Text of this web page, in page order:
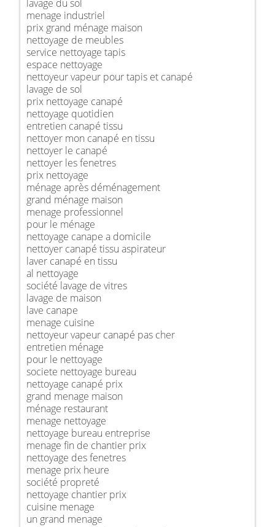
lavage du sol
menage industriel
prix grand ménage maison
nettoyage de meubles
service nettoyage tapis
espace nettoyage
nettoyeur vapeur pour tapis et canapé
lavage de sol
prix nettoyage canapé
nettoyage quotidien
entretien canapé tissu
nettoyer mon canapé en tissu
nettoyer le canapé
nettoyer les fenetres
prix nettoyage
ménage après déménagement
grand ménage maison
menage professionnel
pour le ménage
nettoyage canape a domicile
nettoyer canapé tissu aspirateur
laver canapé en tissu
al nettoyage
société lavage de vitres
lavage de maison
lave canape
menage cuisine
nettoyeur vapeur canapé pas cher
entretien ménage
pour le nettoyage
societe nettoyage bureau
nettoyage canapé prix
grand menage maison
ménage restaurant
menage nettoyage
nettoyage bureau entreprise
menage fin de chantier prix
nettoyage des fenetres
menage prix heure
société propreté
nettoyage chantier prix
cuisine menage
un grand menage